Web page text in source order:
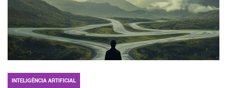
para
conteúdo
INTELIGÊNCIA ARTIFICIAL